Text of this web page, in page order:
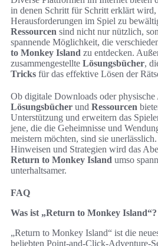
in denen Schritt für Schritt erklärt
Herausforderungen im Spiel zu
Ressourcen sind nicht nur nützlich,
spannende Möglichkeit, die
to Monkey Island zu entdecken.
zusammengestellte Lösungsbücher,
Tricks für das effektive Lösen der
Ob digitale Downloads oder physische
Lösungsbücher und Ressourcen
Unterstützung und erweitern das
jene, die die Geheimnisse und
meistern möchten, sind sie
Hinweisen und Strategien wird das
Return to Monkey Island umso
unterhaltsamer.
FAQ
Was ist „Return to Monkey Island“?
„Return to Monkey Island“ ist die
beliebten Point-and-Click-Adventure-